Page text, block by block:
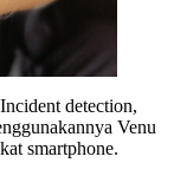
detection,
Venu
smartphone.